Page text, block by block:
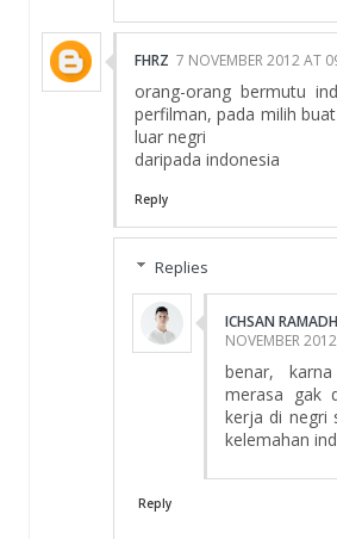
FHRZ 7 NOVEMBER 2012 AT
orang-orang bermutu
perfilman, pada milih
luar negri
daripada indonesia
Reply
Replies
ICHSAN
NOVEMBER
benar,
merasa gak
kerja di negri
kelemahan
Reply